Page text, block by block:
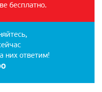
бесплатно.
них ответим!